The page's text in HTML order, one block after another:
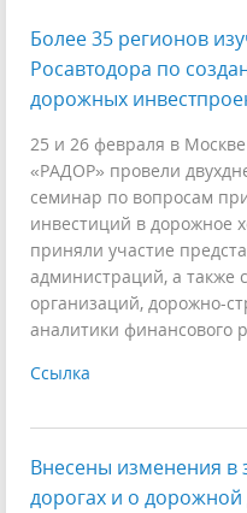
Более 35 регионов
Росавтодора по
дорожных
25 и 26 февраля в
«РАДОР» провели
семинар по вопросам
инвестиций в дорожное
приняли участие
администраций, а также
организаций, дорожно-
аналитики финансового
Ссылка
Внесены изменения в
дорогах и о дорожной